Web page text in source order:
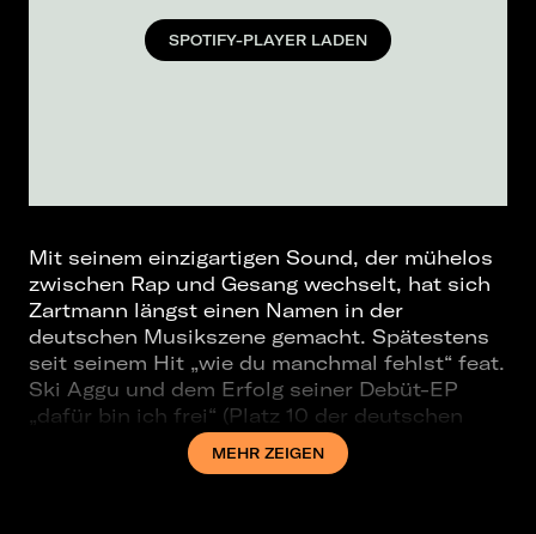
SPOTIFY-PLAYER LADEN
Mit seinem einzigartigen Sound, der mühelos
zwischen Rap und Gesang wechselt, hat sich
Zartmann längst einen Namen in der
deutschen Musikszene gemacht. Spätestens
seit seinem Hit „wie du manchmal fehlst“ feat.
Ski Aggu und dem Erfolg seiner Debüt-EP
„dafür bin ich frei“ (Platz 10 der deutschen
Charts, über 140 Millionen Streams) gilt er als
einer der spannendsten Newcomer des
MEHR ZEIGEN